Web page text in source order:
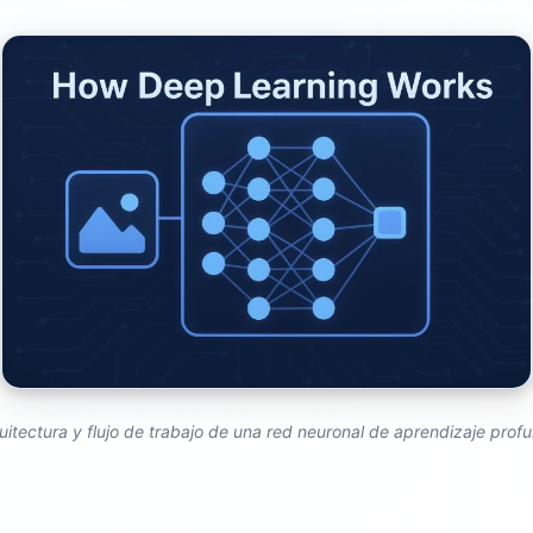
y flujo de trabajo de una red neuronal de aprendizaje